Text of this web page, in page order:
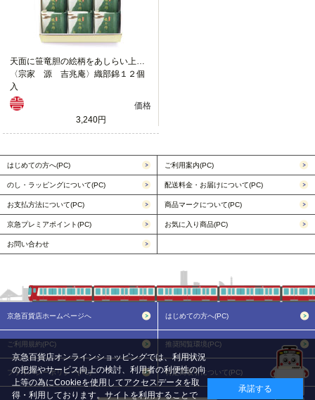
天面に笹竜胆の絵柄をあしらい上品に仕上げました。
〈宗家 源 吉兆庵〉織部錦１２個
入
価格
3,240円
はじめての方へ(PC) ご利用案内(PC)
のし・ラッピングについて(PC) 配送料金・お届けについて(PC)
お支払方法について(PC) 商品マークについて(PC)
京急プレミアポイント(PC) お気に入り商品(PC)
お問い合わせ
京急百貨店ホームページへ はじめての方へ(PC)
ご利用規約(PC) 推奨閲覧環境(PC)
プライバシーポリシー(PC) 特定商取引について(PC)
京急百貨店オンラインショッピングでは、利用状況
の把握やサービス向上の検討、利用者の利便性の向
上等の為にCookieを使用してアクセスデータを取
得・利用しております。サイトを利用することで
承諾する